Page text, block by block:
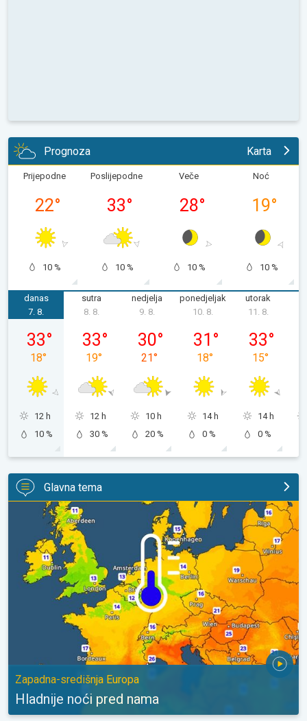
Prognoza Karta
Prijepodne
22°
10 %
Poslijepodne
33°
10 %
Veče
28°
10 %
Noć
19°
10 %
danas
petak, 07. 08.
7. 8.
33°
18°
12 h
10 %
sutra
8. 8.
33°
19°
12 h
30 %
nedjelja
9. 8.
30°
21°
10 h
20 %
ponedjeljak
10. 8.
31 °
18°
14 h
0 %
utorak
11. 8.
33°
15°
14 h
0 %
Glavna tema
Hladnije noći pred nama. Zapadna-središnja Europa. . .
Zapadna-središnja Europa
Hladnije noći pred nama